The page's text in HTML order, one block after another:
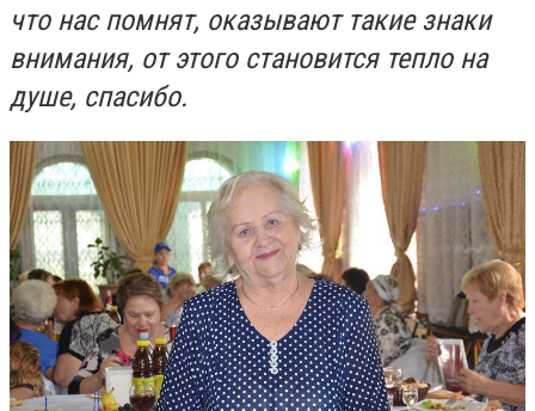
что нас помнят, оказывают такие знаки
внимания, от этого становится тепло на
душе, спасибо.